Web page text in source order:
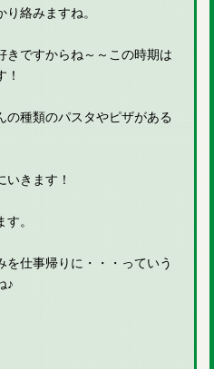
絡みますね。
きですからね～～この時期は
の種類のパスタやピザがある
きます！
。
を仕事帰りに・・・っていう
♪